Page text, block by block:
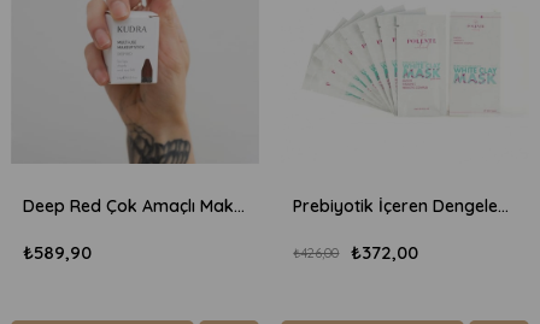
Deep Red Çok Amaçlı Makyaj Kalemi
₺589,90
Prebiyotik İçeren Dengeleyici Beyaz Kil Maskesi (8 X 8 ml)
₺372,00
₺426,00